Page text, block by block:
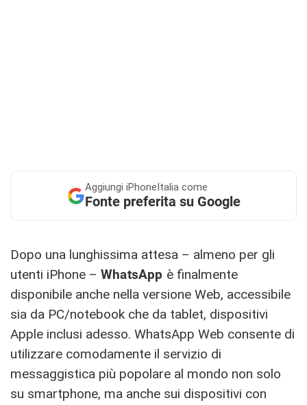
Aggiungi iPhoneItalia come
Fonte preferita su Google
Dopo una lunghissima attesa – almeno per gli
utenti iPhone – WhatsApp è finalmente
disponibile anche nella versione Web, accessibile
sia da PC/notebook che da tablet, dispositivi
Apple inclusi adesso. WhatsApp Web consente di
utilizzare comodamente il servizio di
messaggistica più popolare al mondo non solo
su smartphone, ma anche sui dispositivi con